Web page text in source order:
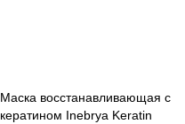
Маска восстанавливающая с
кератином Inebrya Keratin